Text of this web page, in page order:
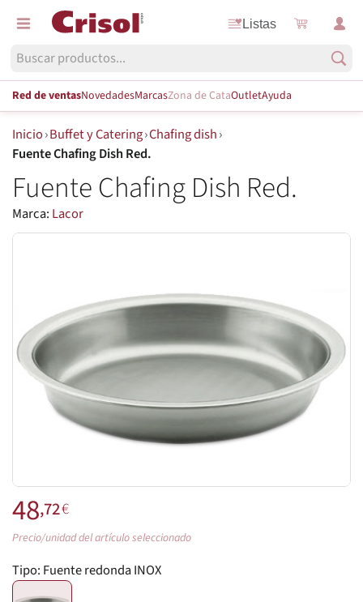
Listas
Red de ventasNovedadesMarcasZona de CataOutletAyuda
Inicio›Buffet y Catering›Chafing dish›
Fuente Chafing Dish Red.
Fuente Chafing Dish Red.
Marca: Lacor
48,72€
Precio/unidad del artículo seleccionado
Tipo: Fuente redonda INOX